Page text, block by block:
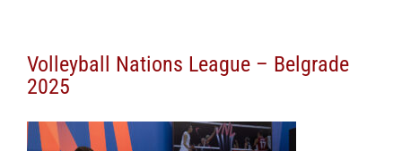
Volleyball Nations League – Belgrade
2025